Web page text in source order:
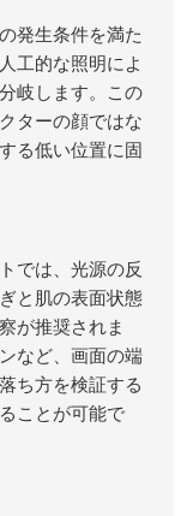
発生条件を満た
工的な照明によ
岐します。この
ターの顔ではな
る低い位置に固
では、光源の反
と肌の表面状態
が推奨されま
など、画面の端
ち方を検証する
ことが可能で